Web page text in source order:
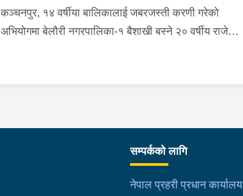
उनलाई पक्राउ गरेको हो । यस सम्बन्धमा प्रहरीले आवश्यक
अनुसन्धान गरिरहेको छ ।
कञ्चनपुर, १४ वर्षीया बालिकालाई जबरजस्ती करणी गरेको
अभियोगमा बेलौरी नगरपालिका-१ बैशाखी बस्ने २० वर्षीय राजेश
प्रहरीले आवश्यक अनुसन्धान गरिरहेको छ ।
सम्पर्कको लागि
नेपाल प्रहरी प्रधान कार्यालय